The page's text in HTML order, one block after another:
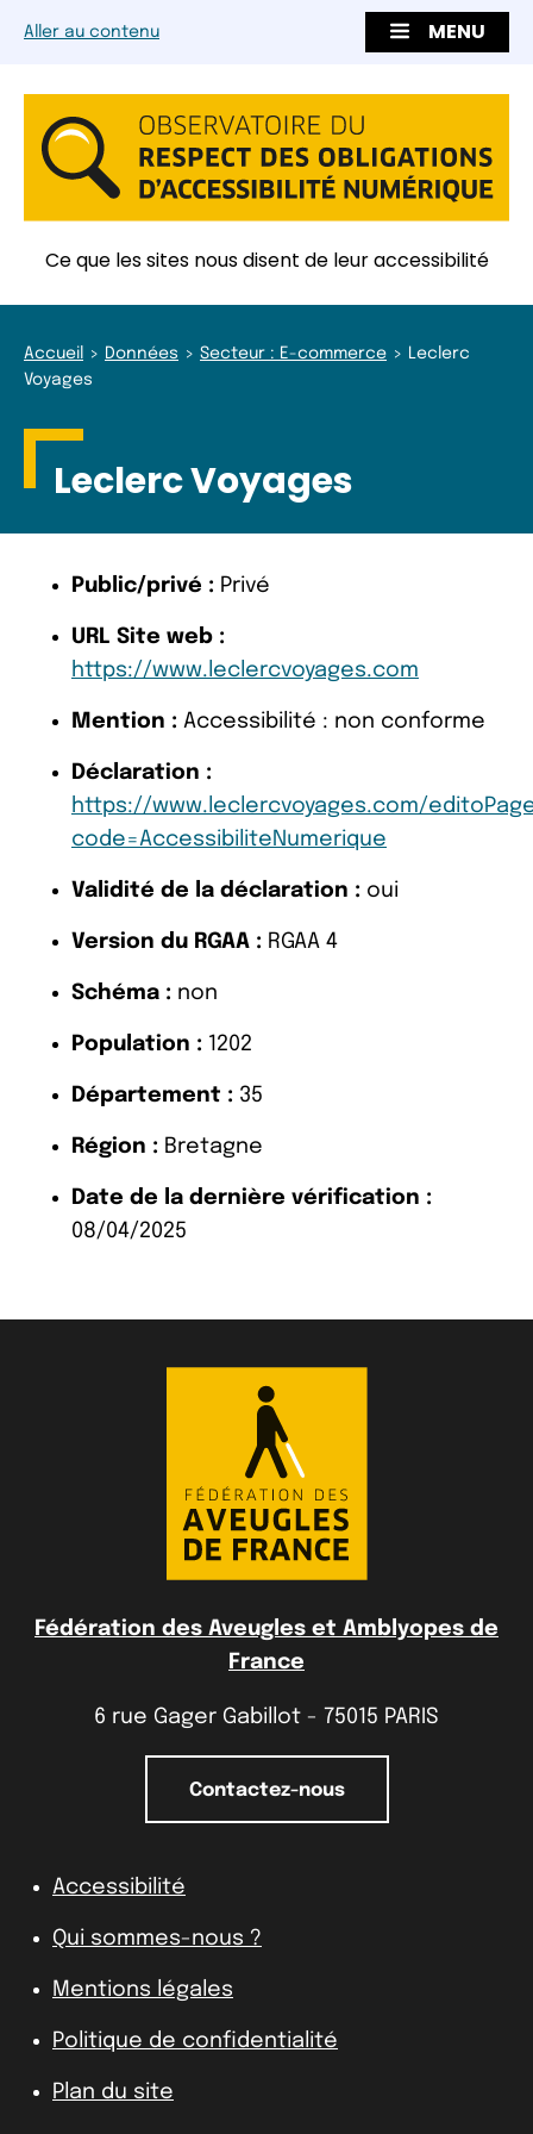
Aller au contenu MENU
Ce que les sites nous disent de leur accessibilité
Accueil Données Secteur : E-commerce
Leclerc
Voyages
Leclerc Voyages
Public/privé : Privé
URL Site web :
https://www.leclercvoyages.com
Mention : Accessibilité : non conforme
Déclaration :
https://www.leclercvoyages.com/
code=AccessibiliteNumerique
Validité de la déclaration : oui
Version du RGAA : RGAA 4
Schéma : non
Population : 1202
Département : 35
Région : Bretagne
Date de la dernière vérification :
08/04/2025
Fédération des Aveugles et Amblyopes de
France
6 rue Gager Gabillot - 75015 PARIS
Contactez-nous
Accessibilité
Qui sommes-nous ?
Mentions légales
Politique de confidentialité
Plan du site